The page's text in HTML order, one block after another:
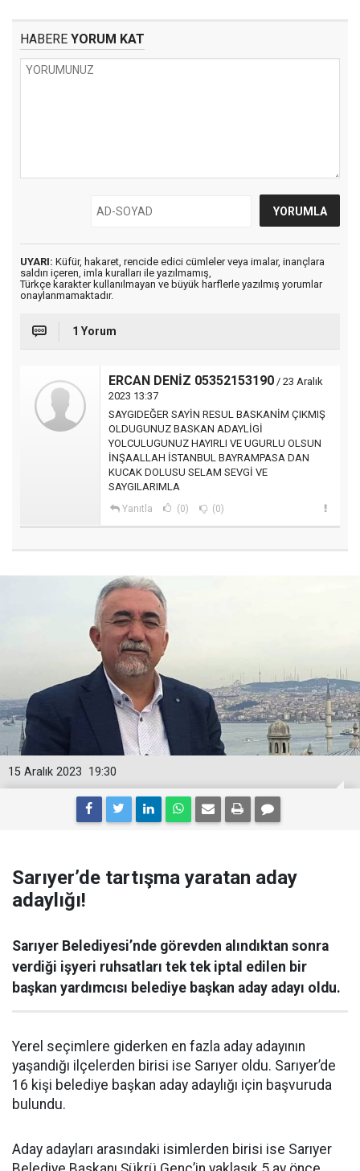
HABERE YORUM KAT
UYARI: Küfür, hakaret, rencide edici cümleler veya imalar, inançlara
saldırı içeren, imla kuralları ile yazılmamış,
Türkçe karakter kullanılmayan ve büyük harflerle yazılmış yorumlar
onaylanmamaktadır.
1 Yorum
ERCAN DENİZ 05352153190 / 23 Aralık
2023 13:37
SAYGIDEĞER SAYİN RESUL BASKANİM ÇIKMIŞ
OLDUGUNUZ BASKAN ADAYLİGİ
YOLCULUGUNUZ HAYIRLI VE UGURLU OLSUN
İNŞAALLAH İSTANBUL BAYRAMPASA DAN
KUCAK DOLUSU SELAM SEVGİ VE
SAYGILARIMLA
Yanıtla (0) (0)
19:30
15 Aralık 2023
Sarıyer’de tartışma yaratan aday
adaylığı!
Sarıyer Belediyesi’nde görevden alındıktan sonra
verdiği işyeri ruhsatları tek tek iptal edilen bir
başkan yardımcısı belediye başkan aday adayı oldu.
Yerel seçimlere giderken en fazla aday adayının
yaşandığı ilçelerden birisi ise Sarıyer oldu. Sarıyer’de
16 kişi belediye başkan aday adaylığı için başvuruda
bulundu.
Aday adayları arasındaki isimlerden birisi ise Sarıyer